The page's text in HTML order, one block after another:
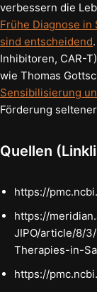
verbessern die
Frühe Diagnose
sind entscheidend
Inhibitoren, CAR-
wie Thomas
Sensibilisierung
Förderung
Quellen
https://
https://
JIPO/article/8/
Therapies-in-
https://